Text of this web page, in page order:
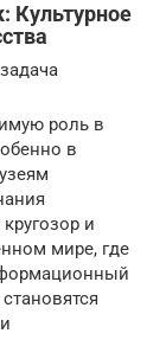
Культурное
роль в
в
и
мире, где